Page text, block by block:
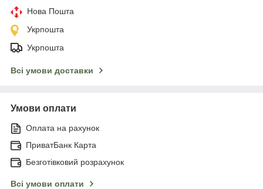
Нова Пошта
Укрпошта
Укрпошта
Всі умови доставки
Умови оплати
Оплата на рахунок
ПриватБанк Карта
Безготівковий розрахунок
Всі умови оплати